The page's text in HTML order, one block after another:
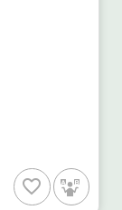
favorite_border